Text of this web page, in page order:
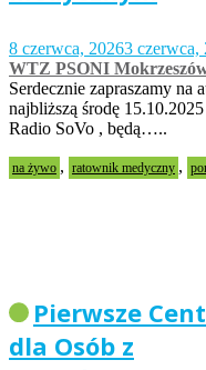
8 czerwca, 20263 czerwca,
WTZ PSONI
Serdecznie zapraszamy na
najbliższą środę
Radio SoVo , będą…..
na żywo , ratownik medyczny ,
Pierwsze
dla Osób z